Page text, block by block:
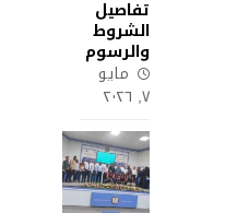
تفاصيل
الشروط
والرسوم
مايو
٧, ٢٠٢٦